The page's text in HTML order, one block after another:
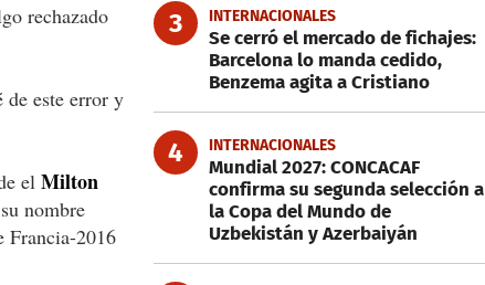
rechazado
de este error y
el Milton
nombre
Francia-2016
3 INTERNACIONALES
Se cerró el mercado de fichajes:
Barcelona lo manda cedido,
Benzema agita a Cristiano
4 INTERNACIONALES
Mundial 2027: CONCACAF
confirma su segunda selección a
la Copa del Mundo de
Uzbekistán y Azerbaiyán